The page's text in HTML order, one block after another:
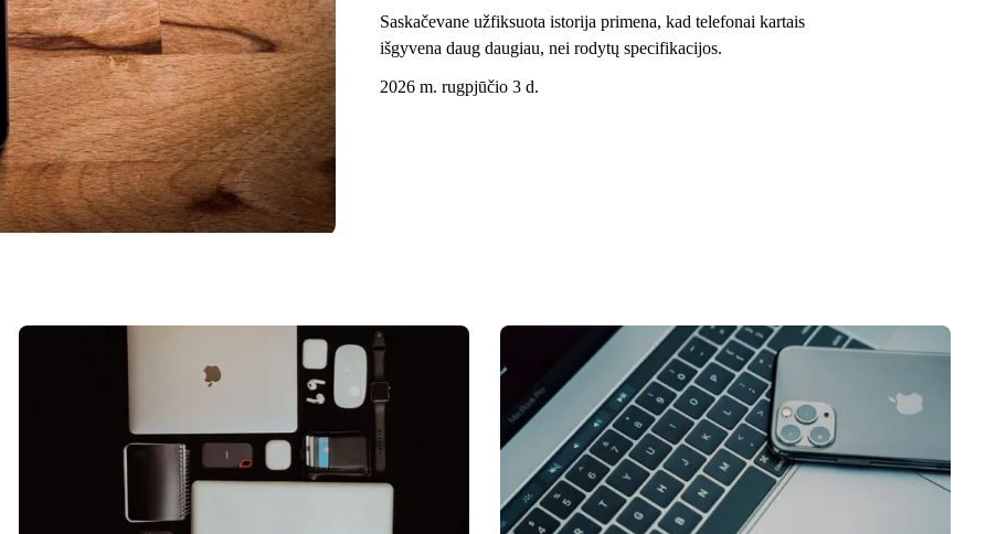
Saskačevane užfiksuota istorija primena, kad telefonai kartais
išgyvena daug daugiau, nei rodytų specifikacijos.
2026 m. rugpjūčio 3 d.